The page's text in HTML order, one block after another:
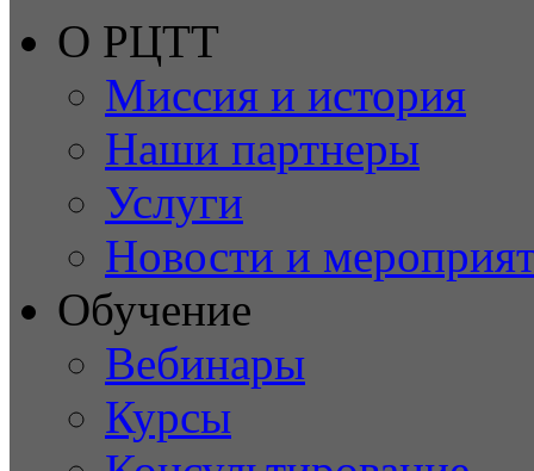
О РЦТТ
Миссия и история
Наши партнеры
Услуги
Новости и
Обучение
Вебинары
Курсы